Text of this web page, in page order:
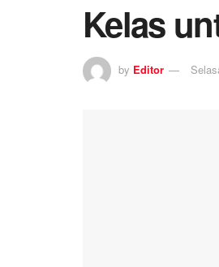
Kelas
by Editor